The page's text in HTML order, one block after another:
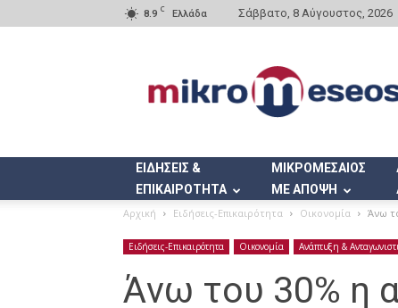
8.9 C Ελλάδα Σάββατο, 8 Αύγουστος, 2026
ΕΙΔΗΣΕΙΣ &
ΕΠΙΚΑΙΡΟΤΗΤΑ
ΜΙΚΡΟΜΕΣΑΙΟΣ
ΜΕ ΑΠΟΨΗ
Αρχική Ειδήσεις-Επικαιρότητα Οικονομία Άνω
Ειδήσεις-Επικαιρότητα Οικονομία Ανάπτυξη &
Άνω του 30% η